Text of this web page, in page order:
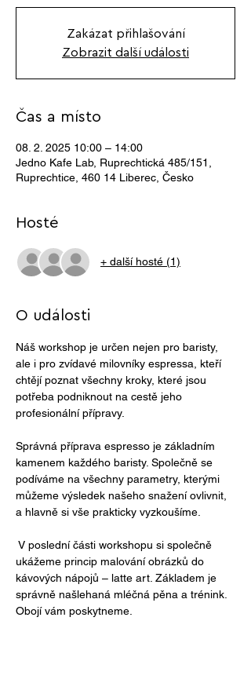
Zakázat přihlašování
Zobrazit další události
Čas a místo
08. 2. 2025 10:00 – 14:00
Jedno Kafe Lab, Ruprechtická 485/151,
Ruprechtice, 460 14 Liberec, Česko
Hosté
+ další hosté (1)
O události
Náš workshop je určen nejen pro baristy,
ale i pro zvídavé milovníky espressa, kteří
chtějí poznat všechny kroky, které jsou
potřeba podniknout na cestě jeho
profesionální přípravy.
Správná příprava espresso je základním
kamenem každého baristy. Společně se
podíváme na všechny parametry, kterými
můžeme výsledek našeho snažení ovlivnit,
a hlavně si vše prakticky vyzkoušíme.
V poslední části workshopu si společně
ukážeme princip malování obrázků do
kávových nápojů – latte art. Základem je
správně našlehaná mléčná pěna a trénink.
Obojí vám poskytneme.